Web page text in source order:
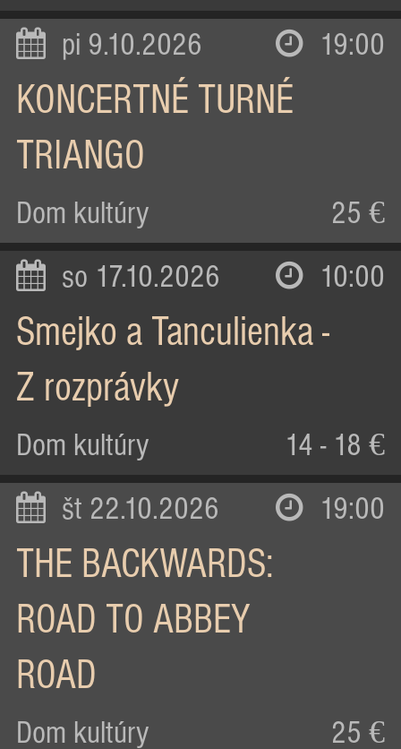
pi 9.10.2026 19:00
KONCERTNÉ TURNÉ
TRIANGO
Dom kultúry 25 €
so 17.10.2026 10:00
Smejko a Tanculienka -
Z rozprávky
Dom kultúry 14 - 18 €
št 22.10.2026 19:00
THE BACKWARDS:
ROAD TO ABBEY
ROAD
Dom kultúry 25 €